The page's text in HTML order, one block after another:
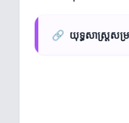
🔗 យុទ្ធសាស្ត្រសម្